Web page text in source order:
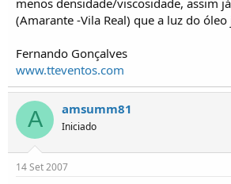
(Amarante -Vila Real) que a luz do óleo
Fernando Gonçalves
www.tteventos.com
A amsumm81
Iniciado
14 Set 2007